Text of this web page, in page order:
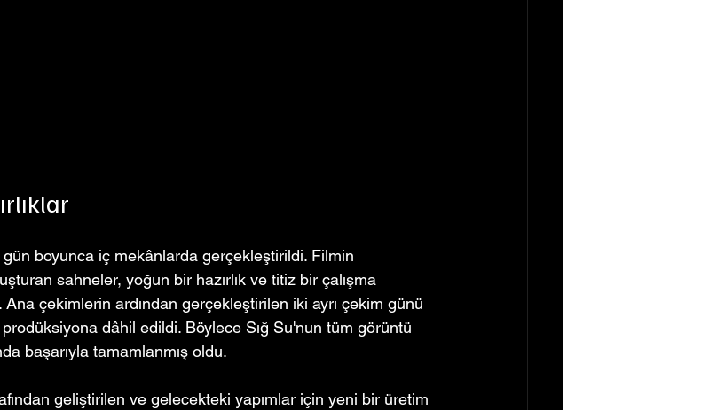
boyunca iç mekânlarda gerçekleştirildi. Filmin
sahneler, yoğun bir hazırlık ve titiz bir çalışma
çekimlerin ardından gerçekleştirilen iki ayrı çekim günü
dâhil edildi. Böylece Sığ Su'nun tüm görüntü
başarıyla tamamlanmış oldu.
geliştirilen ve gelecekteki yapımlar için yeni bir üretim